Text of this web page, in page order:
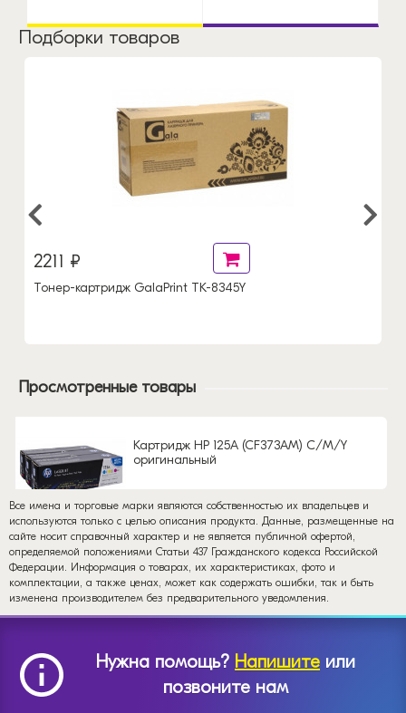
Подборки товаров
2211 ₽
Тонер-картридж GalaPrint TK-8345Y
Просмотренные товары
Картридж HP 125A (CF373AM) C/M/Y
оригинальный
Все имена и торговые марки являются собственностью их владельцев и
используются только с целью описания продукта. Данные, размещенные на
сайте носит справочный характер и не является публичной офертой,
определяемой положениями Статьи 437 Гражданского кодекса Российской
Федерации. Информация о товарах, их характеристиках, фото и
комплектации, а также ценах, может как содержать ошибки, так и быть
изменена производителем без предварительного уведомления.
Нужна помощь? Напишите или
позвоните нам